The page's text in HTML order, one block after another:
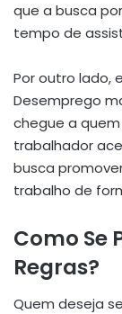
que a busca
tempo de
Por outro lado,
Desemprego
chegue a
trabalhador
busca
trabalho de
Como Se
Regras?
Quem deseja